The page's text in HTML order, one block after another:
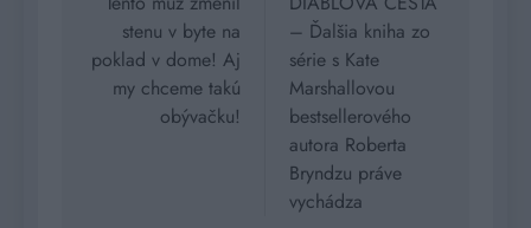
článku
stenu v byte na
poklad v dome! Aj
my chceme takú
obývačku!
– Ďalšia kniha zo
série s Kate
Marshallovou
bestsellerového
autora Roberta
Bryndzu práve
vychádza